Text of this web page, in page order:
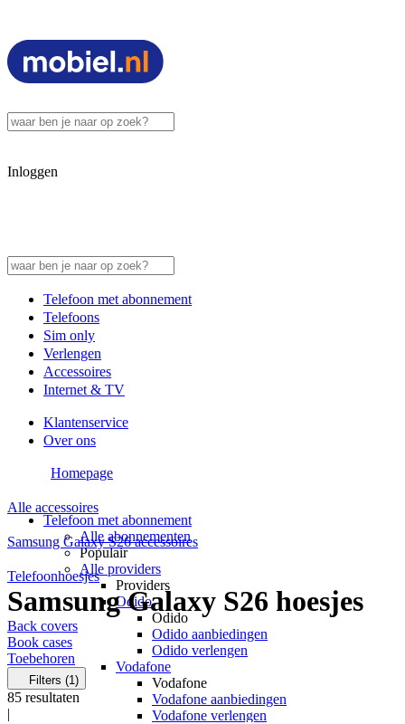
Inloggen
Telefoon met abonnement
Telefoons
Sim only
Verlengen
Accessoires
Internet & TV
Klantenservice
Over ons
Telefoon met abonnement
Alle abonnementen
Populair
Alle providers
Providers
Odido
Odido
Odido aanbiedingen
Odido verlengen
Vodafone
Vodafone
Vodafone aanbiedingen
Vodafone verlengen
Homepage
Alle accessoires
Samsung Galaxy S26 accessoires
Telefoonhoesjes
Samsung Galaxy S26 hoesjes
Back covers
Book cases
Toebehoren
Filters (1)
85 resultaten
|